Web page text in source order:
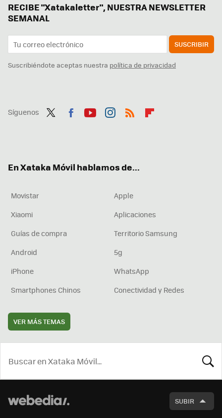
RECIBE "Xatakaletter", NUESTRA NEWSLETTER
SEMANAL
SUSCRIBIR
Suscribiéndote aceptas nuestra política de privacidad
Síguenos
En Xataka Móvil hablamos de...
Movistar
Apple
Xiaomi
Aplicaciones
Guías de compra
Territorio Samsung
Android
5g
iPhone
WhatsApp
Smartphones Chinos
Conectividad y Redes
VER MÁS TEMAS
SUBIR